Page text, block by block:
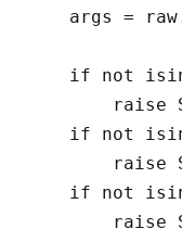
args =
if not
raise
if not
raise
if not
raise